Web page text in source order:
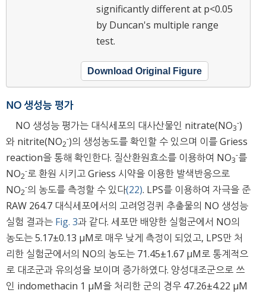
significantly different at p<0.05
by Duncan's multiple range
test.
Download Original Figure
NO 생성능 평가
NO 생성능 평가는 대식세포의 대사산물인 nitrate(NO3
-)
와 nitrite(NO2
-)의 생성농도를 확인할 수 있으며 이를 Griess
reaction을 통해 확인한다. 질산환원효소를 이용하여 NO3
-를
NO2
-로 환원 시키고 Griess 시약을 이용한 발색반응으로
NO2
-의 농도를 측정할 수 있다(22). LPS를 이용하여 자극을 준
RAW 264.7 대식세포에서의 고려엉겅퀴 추출물의 NO 생성능
실험 결과는 Fig. 3과 같다. 세포만 배양한 실험군에서 NO의
농도는 5.17±0.13 μM로 매우 낮게 측정이 되었고, LPS만 처
리한 실험군에서의 NO의 농도는 71.45±1.67 μM로 통계적으
로 대조군과 유의성을 보이며 증가하였다. 양성대조군으로 쓰
인 indomethacin 1 μM을 처리한 군의 경우 47.26±4.22 μM